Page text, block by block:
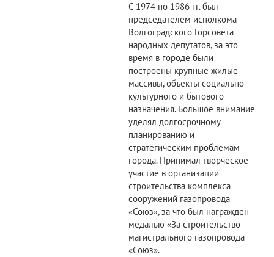
С 1974 по 1986 гг. был
председателем исполкома
Волгоградского Горсовета
народных депутатов, за это
время в городе были
построены крупные жилые
массивы, объекты социально-
культурного и бытового
назначения. Большое внимание
уделял долгосрочному
планированию и
стратегическим проблемам
города. Принимал творческое
участие в организации
строительства комплекса
сооружений газопровода
«Союз», за что был награжден
медалью «За строительство
магистрального газопровода
«Союз».